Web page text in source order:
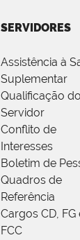
SERVIDORES
Assistência à
Suplementar
Qualificação do
Servidor
Conflito de
Interesses
Boletim de
Quadros de
Referência
Cargos CD, FG
FCC